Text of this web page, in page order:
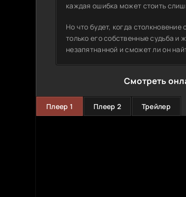
каждая ошибка может стоить
Но что будет, когда
только его собственные судьба и
незапятнанной и сможет ли он
Смотреть
Плеер 1 Плеер 2 Трейлер